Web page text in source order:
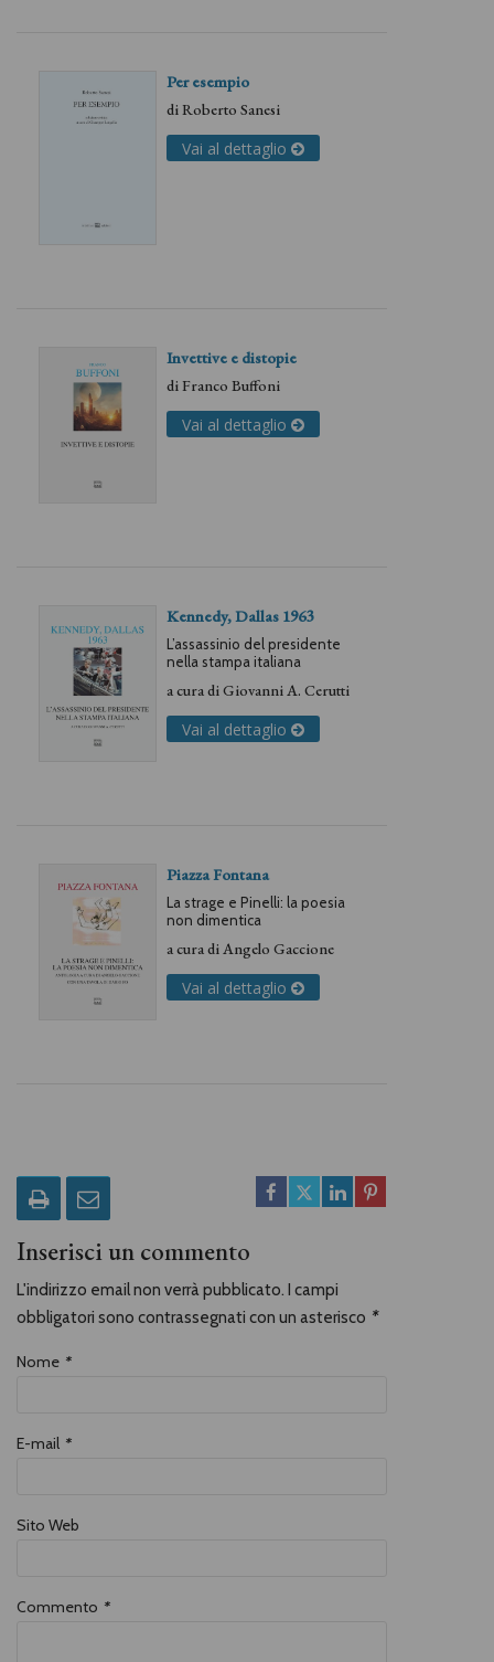
Per esempio
diRoberto Sanesi
Vai al dettaglio
Invettive e distopie
diFranco Buffoni
Vai al dettaglio
Kennedy, Dallas 1963
L’assassinio del presidente
nella stampa italiana
a cura diGiovanni A. Cerutti
Vai al dettaglio
Piazza Fontana
La strage e Pinelli: la poesia
non dimentica
a cura diAngelo Gaccione
Vai al dettaglio
Inserisci un commento
L'indirizzo email non verrà pubblicato. I campi
obbligatori sono contrassegnati con un asterisco *
Nome *
E-mail *
Sito Web
Commento *